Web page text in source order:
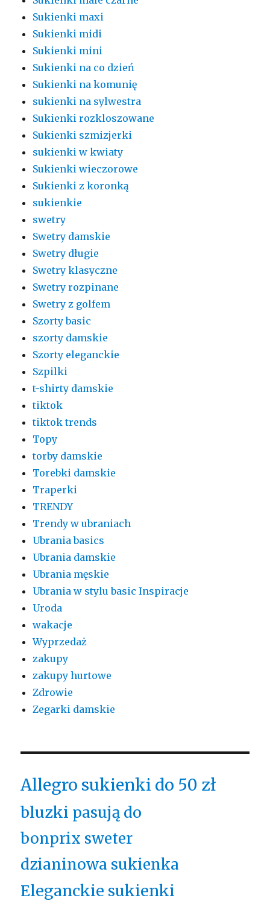
Sukienki maxi
Sukienki midi
Sukienki mini
Sukienki na co dzień
Sukienki na komunię
sukienki na sylwestra
Sukienki rozkloszowane
Sukienki szmizjerki
sukienki w kwiaty
Sukienki wieczorowe
Sukienki z koronką
sukienkie
swetry
Swetry damskie
Swetry długie
Swetry klasyczne
Swetry rozpinane
Swetry z golfem
Szorty basic
szorty damskie
Szorty eleganckie
Szpilki
t-shirty damskie
tiktok
tiktok trends
Topy
torby damskie
Torebki damskie
Traperki
TRENDY
Trendy w ubraniach
Ubrania basics
Ubrania damskie
Ubrania męskie
Ubrania w stylu basic Inspiracje
Uroda
wakacje
Wyprzedaż
zakupy
zakupy hurtowe
Zdrowie
Zegarki damskie
Allegro sukienki do 50 zł
bluzki pasują do
bonprix sweter
dzianinowa sukienka
Eleganckie sukienki